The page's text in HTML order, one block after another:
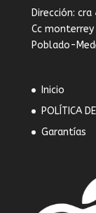
Dirección: cra
Cc
Poblado-
Inicio
POLÍTICA
Garantías